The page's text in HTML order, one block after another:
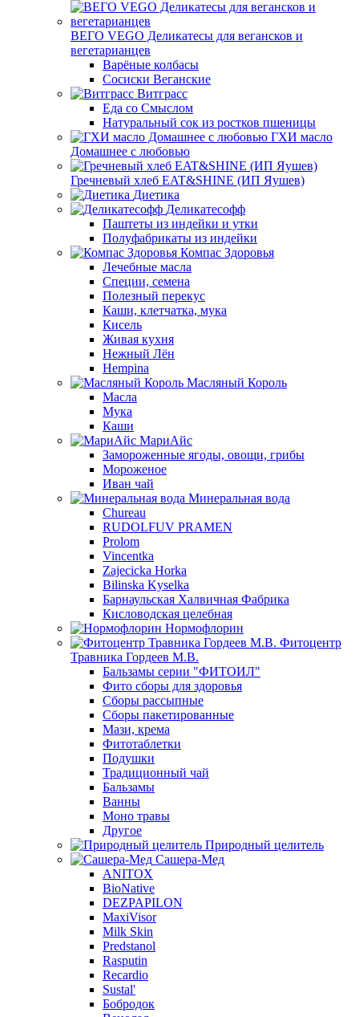
ВЕГО VEGO Деликатесы для вегансков и
вегетарианцев
Варёные колбасы
Сосиски Веганские
Витграсс
Еда со Смыслом
Натуральный сок из ростков пшеницы
ГХИ масло
Домашнее с любовью
Гречневый хлеб EAT&SHINE (ИП Яушев)
Диетика
Деликатесофф
Паштеты из индейки и утки
Полуфабрикаты из индейки
Компас Здоровья
Лечебные масла
Специи, семена
Полезный перекус
Каши, клетчатка, мука
Кисель
Живая кухня
Нежный Лён
Hempina
Масляный Король
Масла
Мука
Каши
МариАйс
Замороженные ягоды, овощи, грибы
Мороженое
Иван чай
Минеральная вода
Chureau
RUDOLFUV PRAMEN
Prolom
Vincentka
Zajecicka Horka
Bilinska Kyselka
Барнаульская Халвичная Фабрика
Кисловодская целебная
Нормофлорин
Фитоцентр
Травника Гордеев М.В.
Бальзамы серии "ФИТОИЛ"
Фито сборы для здоровья
Сборы рассыпные
Сборы пакетированные
Мази, крема
Фитотаблетки
Подушки
Традиционный чай
Бальзамы
Ванны
Моно травы
Другое
Природный целитель
Сашера-Мед
ANITOX
BioNative
DEZPAPILON
MaxiVisor
Milk Skin
Predstanol
Rasputin
Recardio
Sustal'
Бобродок